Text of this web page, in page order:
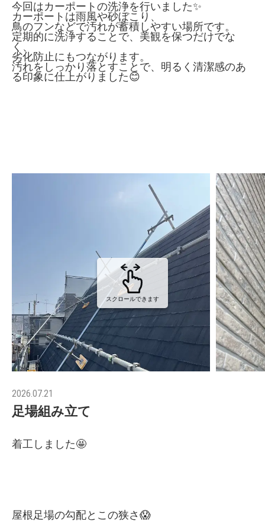
今回はカーポートの洗浄を行いました✨
カーポートは雨風や砂ぼこり、
鳥のフンなどで汚れが蓄積しやすい場所です。
定期的に洗浄することで、美観を保つだけでな
く、
劣化防止にもつながります。
汚れをしっかり落とすことで、明るく清潔感のあ
る印象に仕上がりました😊
スクロールできます
2026.07.21
足場組み立て
着工しました🤩
屋根足場の勾配とこの狭さ😱